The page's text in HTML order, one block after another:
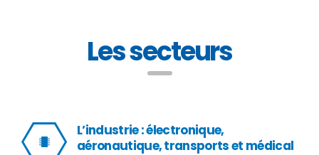
Les secteurs
L’industrie : électronique,
aéronautique, transports et médical